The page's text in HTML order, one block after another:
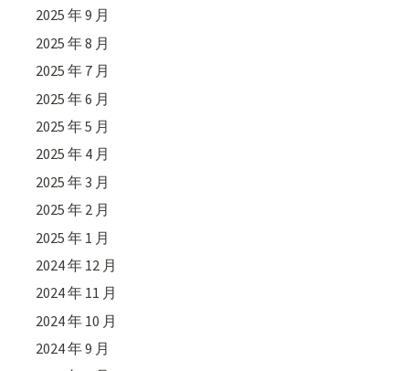
2025 年 9 月
2025 年 8 月
2025 年 7 月
2025 年 6 月
2025 年 5 月
2025 年 4 月
2025 年 3 月
2025 年 2 月
2025 年 1 月
2024 年 12 月
2024 年 11 月
2024 年 10 月
2024 年 9 月